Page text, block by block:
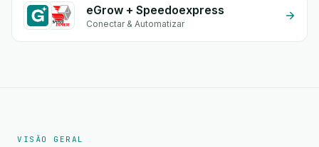
eGrow + Speedoexpress
Conectar & Automatizar
VISÃO GERAL